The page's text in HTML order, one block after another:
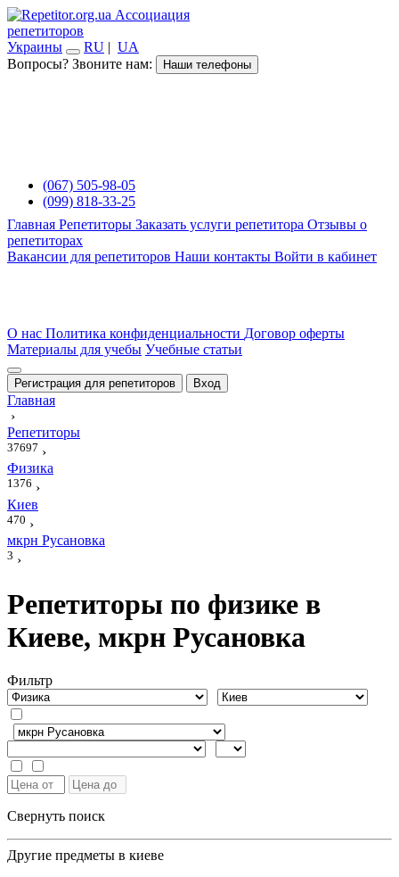
Ассоциация
репетиторов
Украины
RU | UA
Вопросы? Звоните нам:
Наши телефоны
(067) 505-98-05
(099) 818-33-25
Главная Репетиторы Заказать услуги репетитора Отзывы о
репетиторах
Вакансии для репетиторов Наши контакты Войти в кабинет
О нас Политика конфиденциальности Договор оферты
Материалы для учебы Учебные статьи
Регистрация для репетиторов Вход
Главная
›
Репетиторы
37697 ›
Физика
1376 ›
Киев
470 ›
мкрн Русановка
3 ›
Репетиторы по физике в
Киеве, мкрн Русановка
Фильтр
Свернуть поиск
Другие предметы в киеве